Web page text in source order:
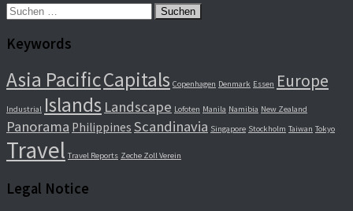
Suchen
nach:
Keywords
Asia PacificCapitals Copenhagen Denmark Essen Europe
Industrial Islands Landscape Lofoten Manila Namibia New Zealand
Panorama Philippines Scandinavia Singapore Stockholm Taiwan Tokyo
Travel Travel Reports Zeche Zoll Verein
Legal Notice